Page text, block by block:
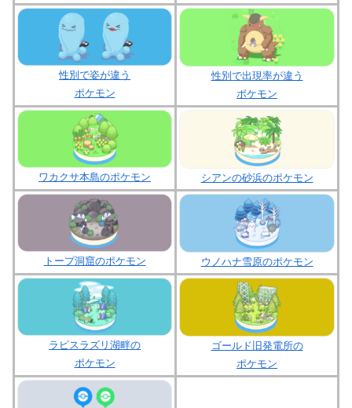
性別で姿が違う
ポケモン
性別で出現率が違う
ポケモン
ワカクサ本島のポケモン シアンの砂浜のポケモン
トープ洞窟のポケモン ウノハナ雪原のポケモン
ラピスラズリ湖畔の
ポケモン
ゴールド旧発電所の
ポケモン